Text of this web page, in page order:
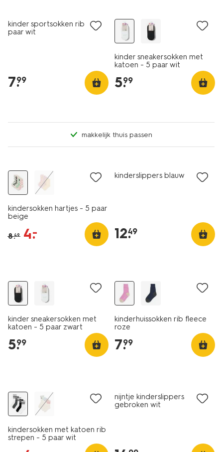
kinder sportsokken rib - 5
paar wit
7.
99
kinder sneakersokken met
katoen - 5 paar wit
5.
99
makkelijk thuis passen
kindersokken hartjes - 5 paar
beige
8.49 4.
–
kinderslippers blauw
12.
49
kinder sneakersokken met
katoen - 5 paar zwart
5.
99
kinderhuissokken rib fleece
roze
7.
99
kindersokken met katoen rib
strepen - 5 paar wit
nijntje kinderslippers
gebroken wit